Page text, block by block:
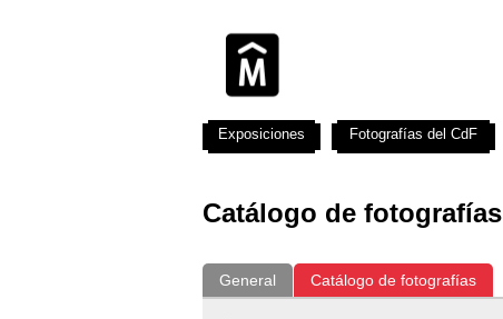
Catálogo de fotografías
General Catálogo de fotografías
Exposiciones Fotografías del CdF